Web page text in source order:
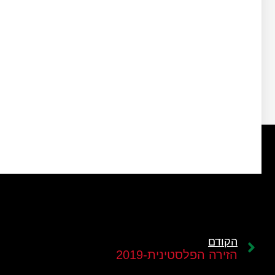
הקודם
הזירה הפלסטינית-2019